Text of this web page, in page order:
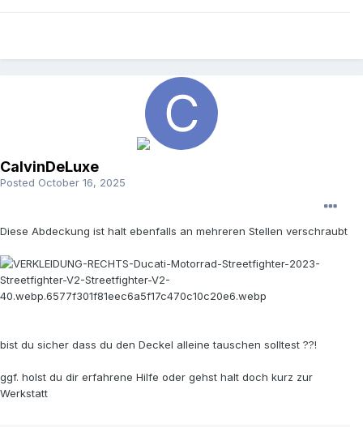
CalvinDeLuxe
Posted October 16, 2025
Diese Abdeckung ist halt ebenfalls an mehreren Stellen verschraubt
bist du sicher dass du den Deckel alleine tauschen solltest ??!
ggf. holst du dir erfahrene Hilfe oder gehst halt doch kurz zur
Werkstatt